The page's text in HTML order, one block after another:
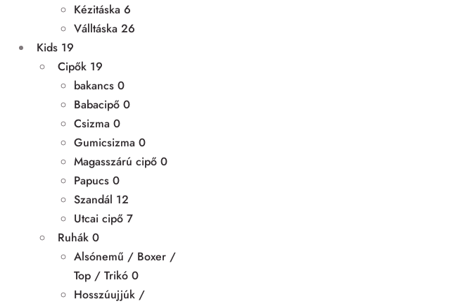
Kézitáska 6
Válltáska 26
Kids 19
Cipők 19
bakancs 0
Babacipő 0
Csizma 0
Gumicsizma 0
Magasszárú cipő 0
Papucs 0
Szandál 12
Utcai cipő 7
Ruhák 0
Alsónemű / Boxer /
Top / Trikó 0
Hosszúujjúk /